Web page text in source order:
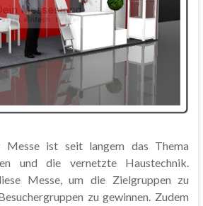
Messe ist seit langem das Thema
und die vernetzte Haustechnik.
Messe, um die Zielgruppen zu
zu gewinnen. Zudem